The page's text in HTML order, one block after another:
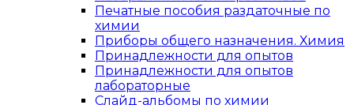
Печатные пособия раздаточные по
химии
Приборы общего назначения. Химия
Принадлежности для опытов
Принадлежности для опытов
лабораторные
Слайд-альбомы по химии